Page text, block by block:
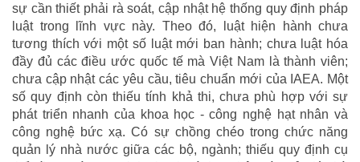
sự cần thiết phải rà soát, cập nhật hệ thống quy định pháp
luật trong lĩnh vực này. Theo đó, luật hiện hành chưa
tương thích với một số luật mới ban hành; chưa luật hóa
đầy đủ các điều ước quốc tế mà Việt Nam là thành viên;
chưa cập nhật các yêu cầu, tiêu chuẩn mới của IAEA. Một
số quy định còn thiếu tính khả thi, chưa phù hợp với sự
phát triển nhanh của khoa học - công nghệ hạt nhân và
công nghệ bức xạ. Có sự chồng chéo trong chức năng
quản lý nhà nước giữa các bộ, ngành; thiếu quy định cụ